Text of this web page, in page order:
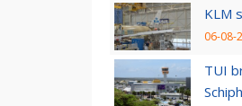
KLM
06-08-
TUI